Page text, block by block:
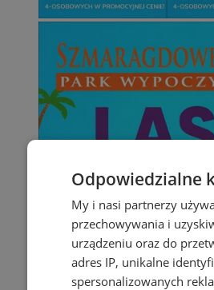
Odpowiedzialne
My i nasi partnerzy
przechowywania i
urządzeniu oraz do
adres IP, unikalne
spersonalizowanych